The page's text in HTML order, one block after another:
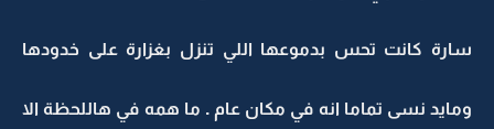
سارة كانت تحس بدموعها اللي تنزل بغزارة على خدودها
ومايد نسى تماما انه في مكان عام . ما همه في هاللحظة الا